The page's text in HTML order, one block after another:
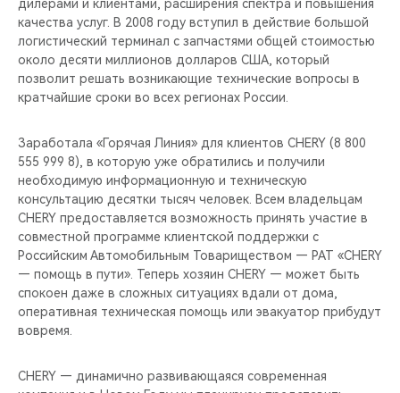
дилерами и клиентами, расширения спектра и повышения
качества услуг. В 2008 году вступил в действие большой
логистический терминал с запчастями общей стоимостью
около десяти миллионов долларов США, который
позволит решать возникающие технические вопросы в
кратчайшие сроки во всех регионах России.
Заработала «Горячая Линия» для клиентов CHERY (8 800
555 999 8), в которую уже обратились и получили
необходимую информационную и техническую
консультацию десятки тысяч человек. Всем владельцам
CHERY предоставляется возможность принять участие в
совместной программе клиентской поддержки с
Российским Автомобильным Товариществом — РАТ «CHERY
— помощь в пути». Теперь хозяин CHERY — может быть
спокоен даже в сложных ситуациях вдали от дома,
оперативная техническая помощь или эвакуатор прибудут
вовремя.
CHERY — динамично развивающаяся современная